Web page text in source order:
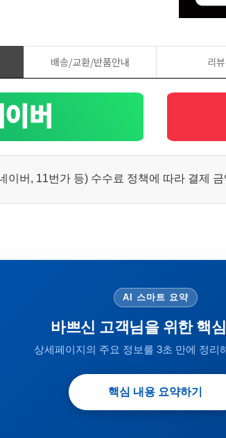
배송/교환/반품안내 리
이버, 11번가 등) 수수료 정책에 따라 결제
AI 스마트 요약
바쁘신 고객님을 위한 핵
상세페이지의 주요 정보를 3초 만에 정리
핵심 내용 요약하기